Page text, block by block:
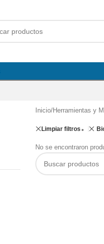
Inicio/Herramientas y
Limpiar filtros
No se encontraron